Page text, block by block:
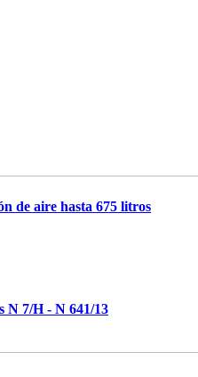
de aire hasta 675 litros
N 7/H - N 641/13